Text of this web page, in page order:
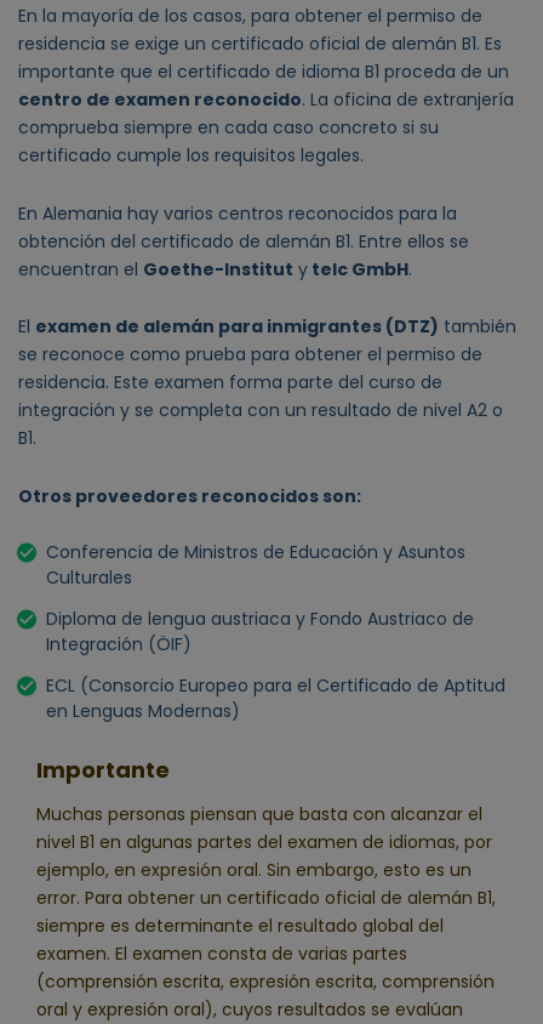
En la mayoría de los casos, para obtener el permiso de
residencia se exige un certificado oficial de alemán B1. Es
importante que el certificado de idioma B1 proceda de un
centro de examen reconocido. La oficina de extranjería
comprueba siempre en cada caso concreto si su
certificado cumple los requisitos legales.
En Alemania hay varios centros reconocidos para la
obtención del certificado de alemán B1. Entre ellos se
encuentran el Goethe-Institut y telc GmbH.
El examen de alemán para inmigrantes (DTZ) también
se reconoce como prueba para obtener el permiso de
residencia. Este examen forma parte del curso de
integración y se completa con un resultado de nivel A2 o
B1.
Otros proveedores reconocidos son:
Conferencia de Ministros de Educación y Asuntos
Culturales
Diploma de lengua austriaca y Fondo Austriaco de
Integración (ÖIF)
ECL (Consorcio Europeo para el Certificado de Aptitud
en Lenguas Modernas)
Importante
Muchas personas piensan que basta con alcanzar el
nivel B1 en algunas partes del examen de idiomas, por
ejemplo, en expresión oral. Sin embargo, esto es un
error. Para obtener un certificado oficial de alemán B1,
siempre es determinante el resultado global del
examen. El examen consta de varias partes
(comprensión escrita, expresión escrita, comprensión
oral y expresión oral), cuyos resultados se evalúan